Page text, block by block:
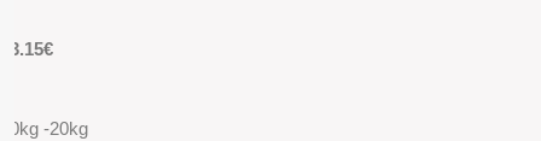
13.15€
10kg -20kg